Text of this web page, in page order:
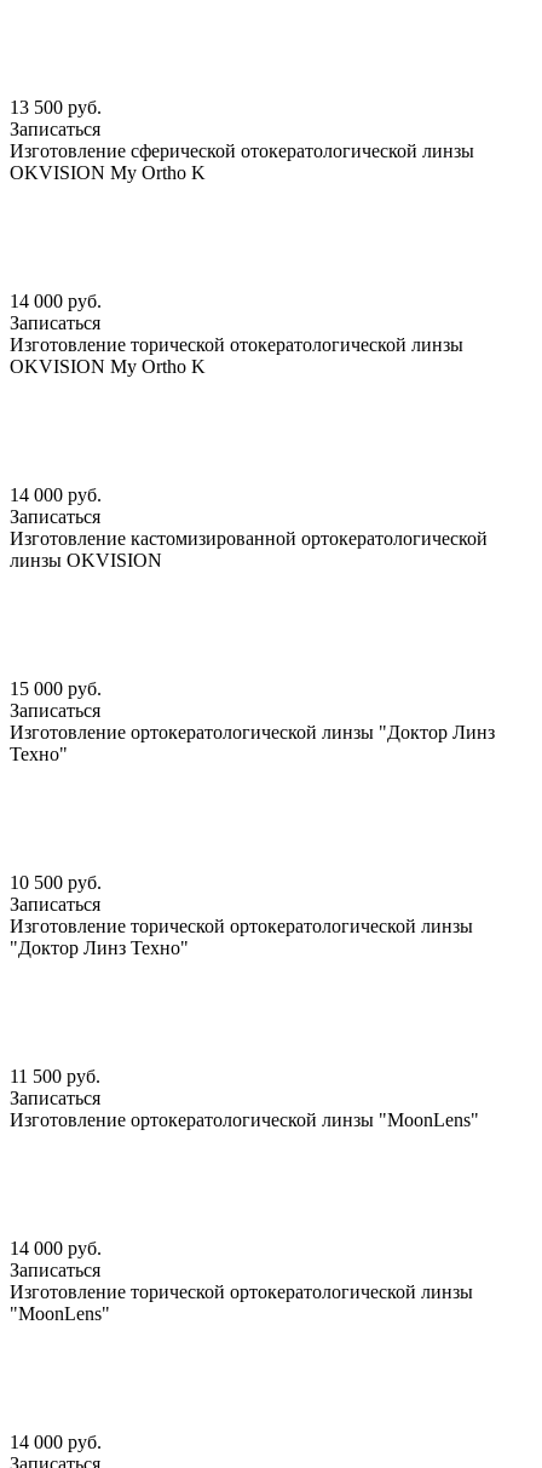
13 500 руб.
Записаться
Изготовление сферической отокератологической линзы
OKVISION My Ortho K
14 000 руб.
Записаться
Изготовление торической отокератологической линзы
OKVISION My Ortho K
14 000 руб.
Записаться
Изготовление кастомизированной ортокератологической
линзы OKVISION
15 000 руб.
Записаться
Изготовление ортокератологической линзы "Доктор Линз
Техно"
10 500 руб.
Записаться
Изготовление торической ортокератологической линзы
"Доктор Линз Техно"
11 500 руб.
Записаться
Изготовление ортокератологической линзы "MoonLens"
14 000 руб.
Записаться
Изготовление торической ортокератологической линзы
"MoonLens"
14 000 руб.
Записаться